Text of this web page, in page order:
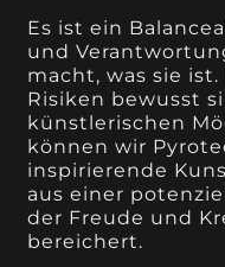
Es ist ein
und
macht, was sie
Risiken bewusst
künstlerischen
können wir
inspirierende
aus einer
der Freude und
bereichert.